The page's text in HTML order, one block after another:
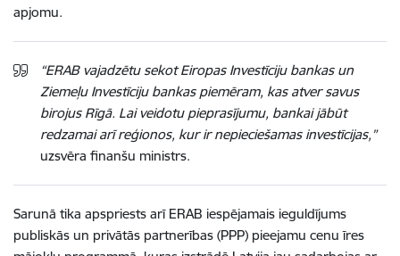
apjomu.
“ERAB vajadzētu sekot Eiropas Investīciju bankas un
Ziemeļu Investīciju bankas piemēram, kas atver savus
birojus Rīgā. Lai veidotu pieprasījumu, bankai jābūt
redzamai arī reģionos, kur ir nepieciešamas investīcijas,”
uzsvēra finanšu ministrs.
Sarunā tika apspriests arī ERAB iespējamais ieguldījums
publiskās un privātās partnerības (PPP) pieejamu cenu īres